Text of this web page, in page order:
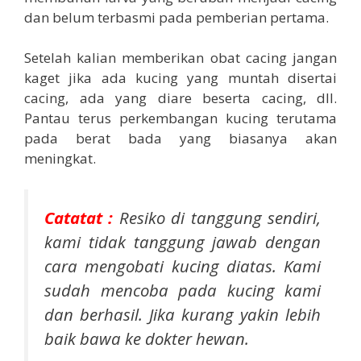
dan belum terbasmi pada pemberian pertama.
Setelah kalian memberikan obat cacing jangan
kaget jika ada kucing yang muntah disertai
cacing, ada yang diare beserta cacing, dll.
Pantau terus perkembangan kucing terutama
pada berat bada yang biasanya akan
meningkat.
Catatat : Resiko di tanggung sendiri,
kami tidak tanggung jawab dengan
cara mengobati kucing diatas. Kami
sudah mencoba pada kucing kami
dan berhasil. Jika kurang yakin lebih
baik bawa ke dokter hewan.